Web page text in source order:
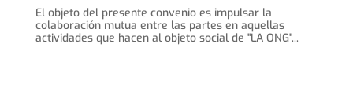
El objeto del presente convenio es impulsar la
colaboración mutua entre las partes en aquellas
actividades que hacen al objeto social de "LA ONG"...